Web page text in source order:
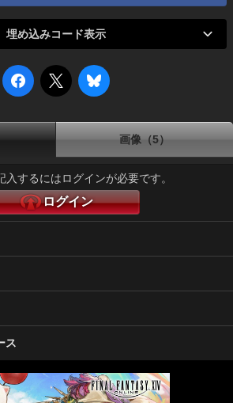
埋め込みコード表示
画像（5）
入するにはログインが必要です。
ログイン
ス